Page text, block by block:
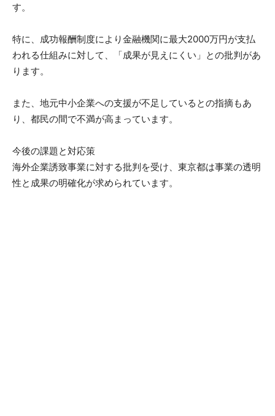
す。
特に、成功報酬制度により金融機関に最大2000万円が支払
われる仕組みに対して、「成果が見えにくい」との批判があ
ります。
また、地元中小企業への支援が不足しているとの指摘もあ
り、都民の間で不満が高まっています。
今後の課題と対応策
海外企業誘致事業に対する批判を受け、東京都は事業の透明
性と成果の明確化が求められています。